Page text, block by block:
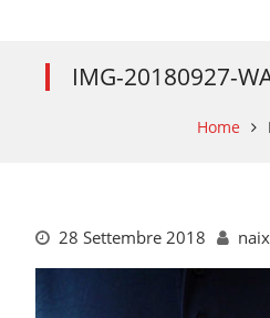
IMG-20180927-
Home
28 Settembre 2018